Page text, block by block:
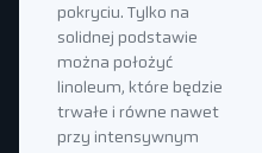
pokryciu. Tylko na
solidnej podstawie
można położyć
linoleum, które będzie
trwałe i równe nawet
przy intensywnym